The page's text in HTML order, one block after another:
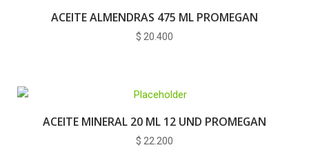
ACEITE ALMENDRAS 475 ML PROMEGAN
$ 20.400
ACEITE MINERAL 20 ML 12 UND PROMEGAN
$ 22.200